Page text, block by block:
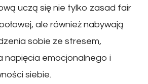
uczą się nie tylko zasad fair
ale również nabywają
sobie ze stresem,
napięcia emocjonalnego i
siebie.